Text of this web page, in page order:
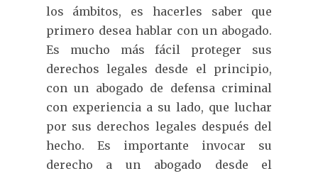
los ámbitos, es hacerles saber que
primero desea hablar con un abogado.
Es mucho más fácil proteger sus
derechos legales desde el principio,
con un abogado de defensa criminal
con experiencia a su lado, que luchar
por sus derechos legales después del
hecho. Es importante invocar su
derecho a un abogado desde el